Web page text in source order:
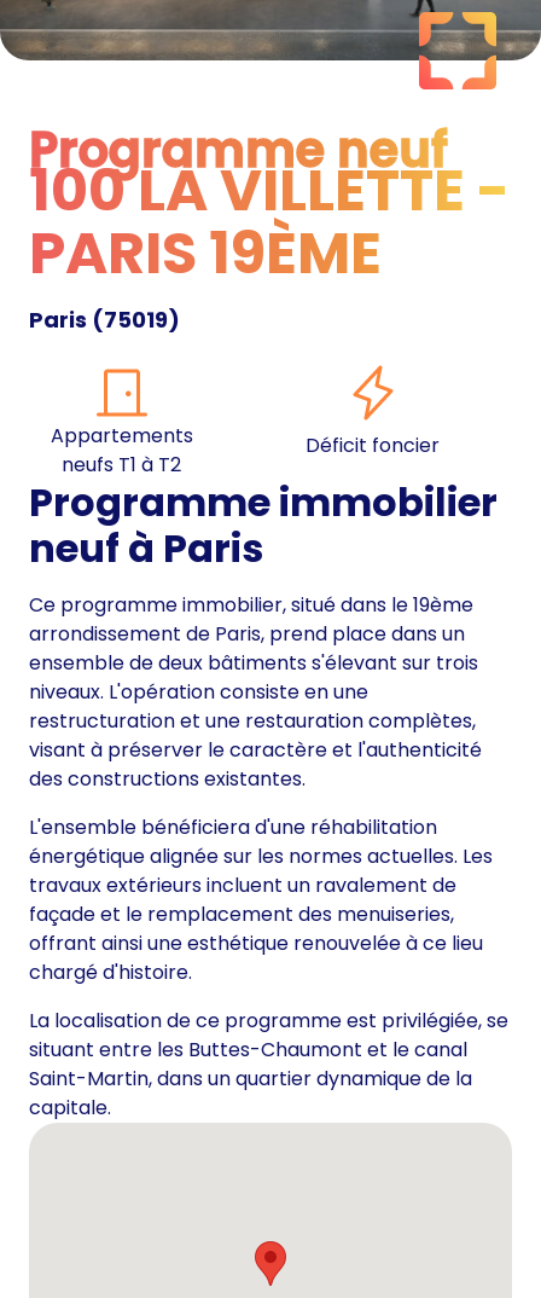
Programme neuf
Programme neuf
100 LA VILLETTE -
PARIS 19ÈME
Paris (75019)
Appartements
neufs T1 à T2
Déficit foncier
Programme immobilier
neuf à Paris
Ce programme immobilier, situé dans le 19ème
arrondissement de Paris, prend place dans un
ensemble de deux bâtiments s'élevant sur trois
niveaux. L'opération consiste en une
restructuration et une restauration complètes,
visant à préserver le caractère et l'authenticité
des constructions existantes.
L'ensemble bénéficiera d'une réhabilitation
énergétique alignée sur les normes actuelles. Les
travaux extérieurs incluent un ravalement de
façade et le remplacement des menuiseries,
offrant ainsi une esthétique renouvelée à ce lieu
chargé d'histoire.
La localisation de ce programme est privilégiée, se
situant entre les Buttes-Chaumont et le canal
Saint-Martin, dans un quartier dynamique de la
capitale.